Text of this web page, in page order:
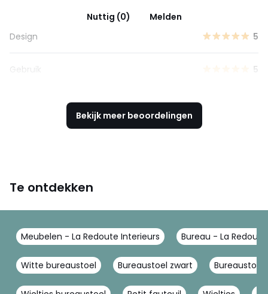
Nuttig (0)
Melden
Design
5
Gebruik 5
Bekijk meer beoordelingen
Te ontdekken
Meubelen - La Redoute Interieurs Bureau - La
Witte bureaustoel Bureaustoel zwart Bureaustoel